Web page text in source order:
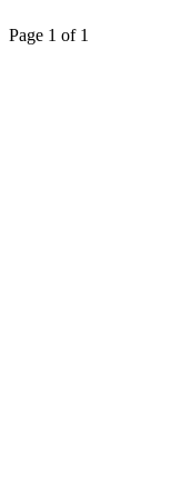
Page 1 of 1